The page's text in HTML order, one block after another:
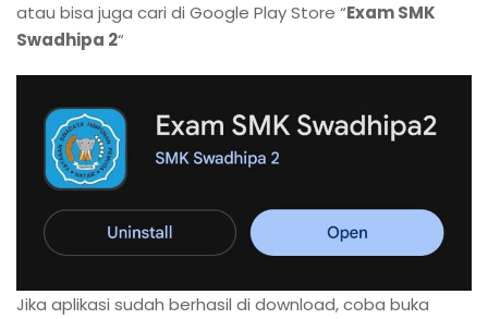
atau bisa juga cari di Google Play Store “Exam SMK
Swadhipa 2“
Jika aplikasi sudah berhasil di download, coba buka